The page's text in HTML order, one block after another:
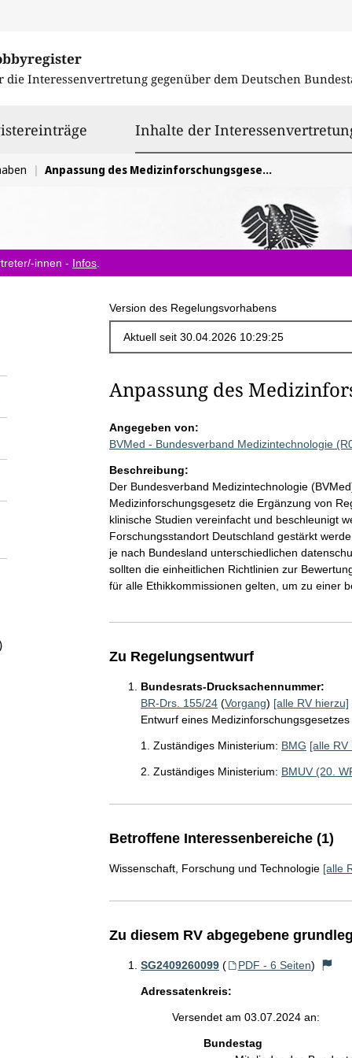
die Interessenvertretung gegenüber dem Deutschen
Inhalte der
Anpassung des Medizinforschungsgesetzes
innen - Infos
Version des Regelungsvorhabens
Anpassung des
Angegeben von:
BVMed - Bundesverband Medizintechnologie
Beschreibung:
Der Bundesverband Medizintechnologie
Medizinforschungsgesetz die Ergänzung von
klinische Studien vereinfacht und beschleunigt
Forschungsstandort Deutschland gestärkt
je nach Bundesland unterschiedlichen
sollten die einheitlichen Richtlinien zur
für alle Ethikkommissionen gelten, um zu einer
Zu Regelungsentwurf
Bundesrats-Drucksachennummer:
BR-Drs. 155/24(Vorgang) [alle RV hierzu]
Entwurf eines Medizinforschungsgesetzes
1. Zuständiges Ministerium: BMG [alle RV
2. Zuständiges Ministerium: BMUV (20.
Betroffene Interessenbereiche (1)
Wissenschaft, Forschung und Technologie [alle
Zu diesem RV abgegebene
SG2409260099 ( PDF - 6 Seiten)
Adressatenkreis:
Versendet am 03.07.2024 an:
Bundestag